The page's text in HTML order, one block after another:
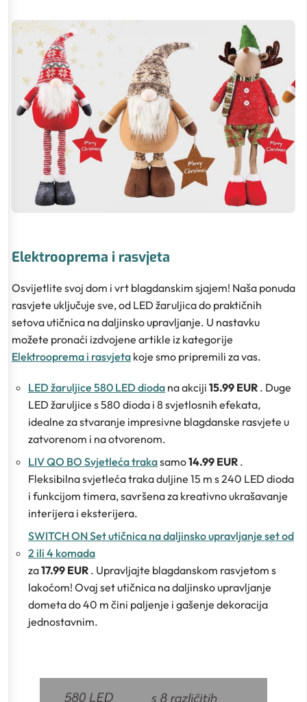
Elektrooprema i rasvjeta
Osvijetlite svoj dom i vrt blagdanskim sjajem! Naša ponuda
rasvjete uključuje sve, od LED žaruljica do praktičnih
setova utičnica na daljinsko upravljanje. U nastavku
možete pronaći izdvojene artikle iz kategorije
Elektrooprema i rasvjeta koje smo pripremili za vas.
LED žaruljice 580 LED dioda na akciji 15.99 EUR . Duge
LED žaruljice s 580 dioda i 8 svjetlosnih efekata,
idealne za stvaranje impresivne blagdanske rasvjete u
zatvorenom i na otvorenom.
LIV QO BO Svjetleća trakasamo14.99 EUR .
Fleksibilna svjetleća traka duljine 15 m s 240 LED dioda
i funkcijom timera, savršena za kreativno ukrašavanje
interijera i eksterijera.
SWITCH ON Set utičnica na daljinsko upravljanje set od
2 ili 4 komada
za17.99 EUR . Upravljajte blagdanskom rasvjetom s
lakoćom! Ovaj set utičnica na daljinsko upravljanje
dometa do 40 m čini paljenje i gašenje dekoracija
jednostavnim.